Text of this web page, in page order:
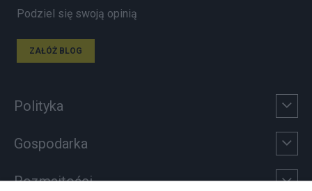
Podziel się swoją opinią
ZAŁÓŻ BLOG
Polityka
Gospodarka
Rozmaitości